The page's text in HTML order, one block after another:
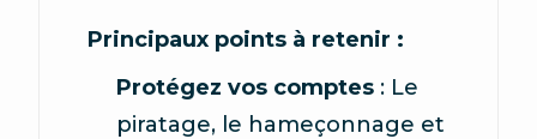
Principaux points à retenir :
Protégez vos comptes : Le
piratage, le hameçonnage et